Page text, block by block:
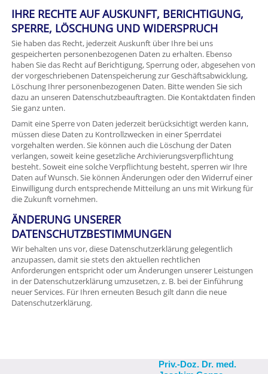
IHRE RECHTE AUF AUSKUNFT, BERICHTIGUNG,
SPERRE, LÖSCHUNG UND WIDERSPRUCH
Sie haben das Recht, jederzeit Auskunft über Ihre bei uns
gespeicherten personenbezogenen Daten zu erhalten. Ebenso
haben Sie das Recht auf Berichtigung, Sperrung oder, abgesehen von
der vorgeschriebenen Datenspeicherung zur Geschäftsabwicklung,
Löschung Ihrer personenbezogenen Daten. Bitte wenden Sie sich
dazu an unseren Datenschutzbeauftragten. Die Kontaktdaten finden
Sie ganz unten.
Damit eine Sperre von Daten jederzeit berücksichtigt werden kann,
müssen diese Daten zu Kontrollzwecken in einer Sperrdatei
vorgehalten werden. Sie können auch die Löschung der Daten
verlangen, soweit keine gesetzliche Archivierungsverpflichtung
besteht. Soweit eine solche Verpflichtung besteht, sperren wir Ihre
Daten auf Wunsch. Sie können Änderungen oder den Widerruf einer
Einwilligung durch entsprechende Mitteilung an uns mit Wirkung für
die Zukunft vornehmen.
ÄNDERUNG UNSERER
DATENSCHUTZBESTIMMUNGEN
Wir behalten uns vor, diese Datenschutzerklärung gelegentlich
anzupassen, damit sie stets den aktuellen rechtlichen
Anforderungen entspricht oder um Änderungen unserer Leistungen
in der Datenschutzerklärung umzusetzen, z. B. bei der Einführung
neuer Services. Für Ihren erneuten Besuch gilt dann die neue
Datenschutzerklärung.
Priv.-Doz. Dr. med.